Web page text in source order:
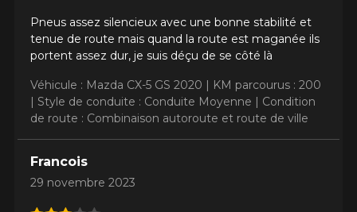
Pneus assez silencieux avec une bonne stabilité et
tenue de route mais quand la route est maganée ils
portent assez dur, je suis déçu de se côté là
Véhicule : Mazda CX-5 GS 2020 | KM parcourus : 200
| Style de conduite : Conduite Moyenne | Condition
de route : Combinaison autoroute et route de ville
Francois
29 novembre 2023